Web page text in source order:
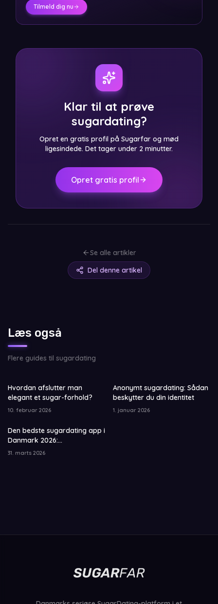
Tilmeld dig nu
Klar til at prøve
sugardating?
Opret en gratis profil på Sugarfar og mød
ligesindede. Det tager under 2 minutter.
Opret gratis profil
Se alle artikler
Del denne artikel
Læs også
Flere guides til sugardating
Hvordan afslutter man
elegant et sugar-forhold?
10. februar 2026
Anonymt sugardating: Sådan
beskytter du din identitet
1. januar 2026
Den bedste sugardating app i
Danmark 2026:
Sammenligning og guide
31. marts 2026